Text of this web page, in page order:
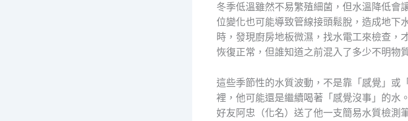
冬季低溫雖然不易繁殖細菌，但水溫降低會
位變化也可能導致管線接頭鬆脫，造成地下
時，發現廚房地板微濕，找水電工來檢查，
恢復正常，但誰知道之前混入了多少不明物
這些季節性的水質波動，不是靠「感覺」或
裡，他可能還是繼續喝著「感覺沒事」的水
好友阿忠（化名）送了他一支簡易水質檢測